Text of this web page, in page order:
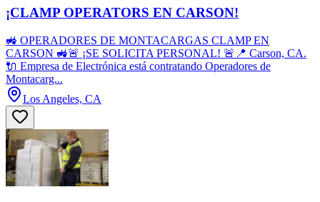
¡CLAMP OPERATORS EN CARSON!
🚜 OPERADORES DE MONTACARGAS CLAMP EN
CARSON 🚜🚨 ¡SE SOLICITA PERSONAL! 🚨📍 Carson, CA.
🔌 Empresa de Electrónica está contratando Operadores de
Montacarg...
Los Angeles, CA